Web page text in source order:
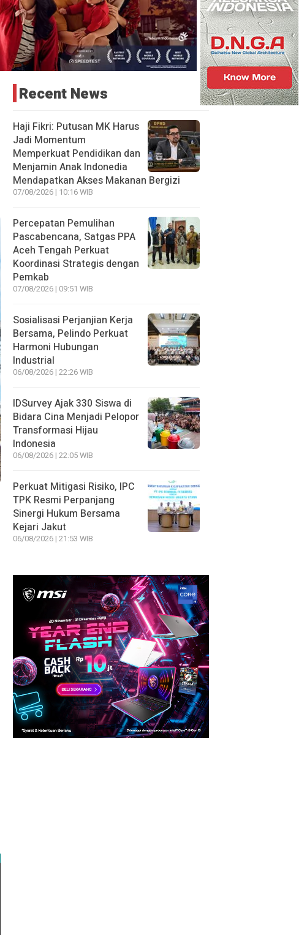
Recent News
Haji Fikri: Putusan MK Harus
Jadi Momentum
Memperkuat Pendidikan dan
Menjamin Anak Indonedia
Mendapatkan Akses Makanan Bergizi
07/08/2026 | 10:16 WIB
Percepatan Pemulihan
Pascabencana, Satgas PPA
Aceh Tengah Perkuat
Koordinasi Strategis dengan
Pemkab
07/08/2026 | 09:51 WIB
Sosialisasi Perjanjian Kerja
Bersama, Pelindo Perkuat
Harmoni Hubungan
Industrial
06/08/2026 | 22:26 WIB
IDSurvey Ajak 330 Siswa di
Bidara Cina Menjadi Pelopor
Transformasi Hijau
Indonesia
06/08/2026 | 22:05 WIB
Perkuat Mitigasi Risiko, IPC
TPK Resmi Perpanjang
Sinergi Hukum Bersama
Kejari Jakut
06/08/2026 | 21:53 WIB